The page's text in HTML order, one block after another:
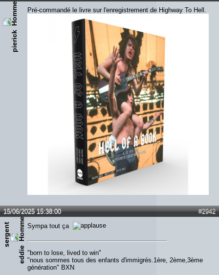
pierick
Pré-commandé le livre sur l'enregistrement de Highway To Hell.
#2942
15/06/2025 15:38:00
s
e
r
g
e
n
t
e
d
d
i
e
Sympa tout ça
"born to lose, lived to win"
"nous sommes tous des enfants d'immigrés.1ère, 2ème,3ème
génération" BXN